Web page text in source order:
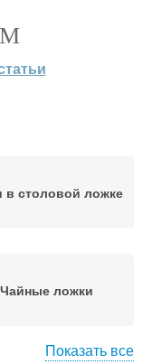
в столовой ложке
Чайные ложки
Показать все